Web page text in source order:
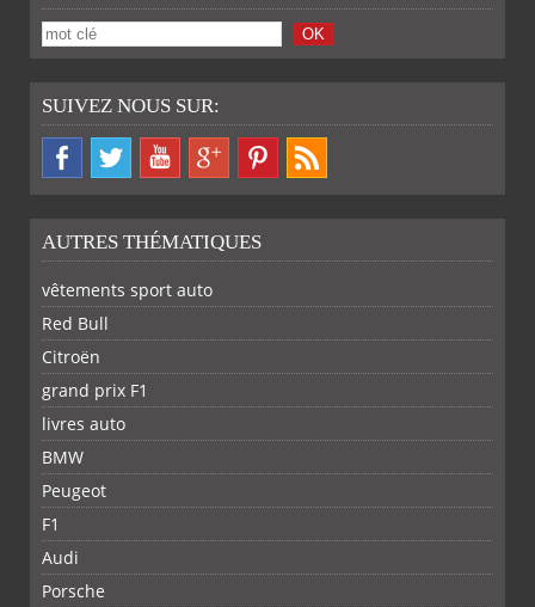
PLUS
FACEBOOKTWITTER
SUR SUR
PARTAGERPARTAGER
SUIVEZ NOUS SUR:
AUTRES THÉMATIQUES
vêtements sport auto
Red Bull
Citroën
grand prix F1
livres auto
BMW
Peugeot
F1
Audi
Porsche